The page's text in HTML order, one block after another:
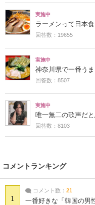
実施中
ラーメンって日本
回答数：19655
実施中
神奈川県で一番う
回答数：8507
実施中
唯一無二の歌声だ
回答数：8103
コメントランキング
1
コメント数： 21
一番好きな「韓国の男